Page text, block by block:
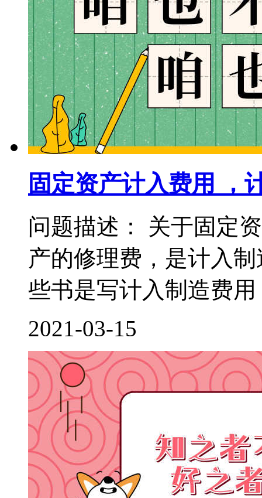
固定资产计入费用 ，
问题描述： 关于固定
产的修理费，是计入
些书是写计入制造费
2021-03-15